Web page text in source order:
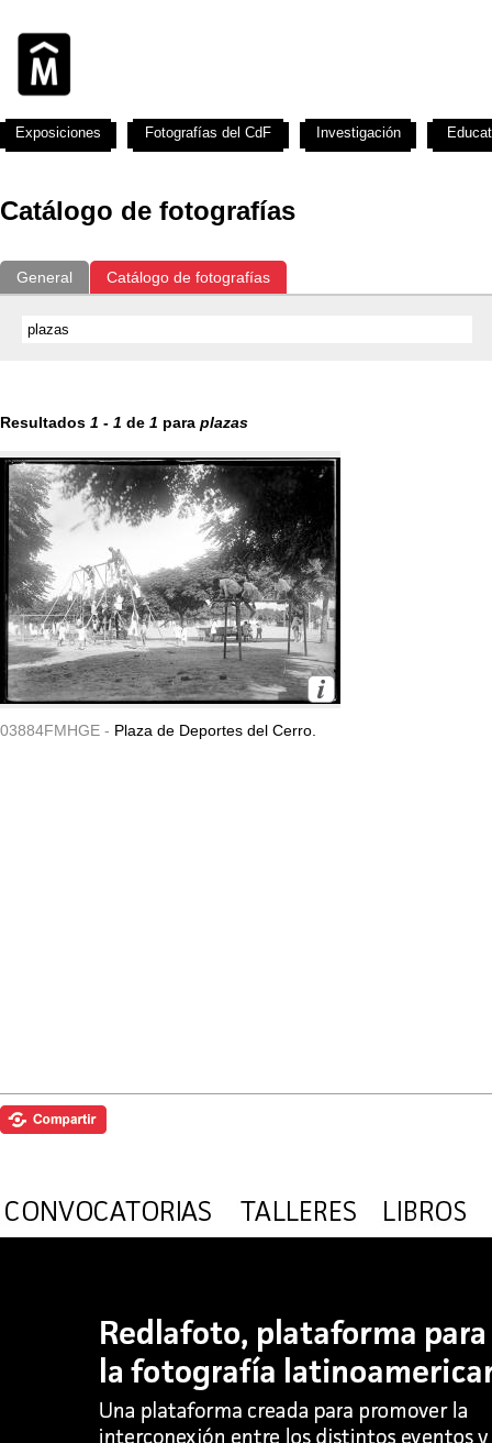
Catálogo de fotografías
General Catálogo de fotografías
Resultados 1 - 1 de 1 para plazas
03884FMHGE - Plaza de Deportes del Cerro.
Exposiciones Fotografías del CdF Investigación